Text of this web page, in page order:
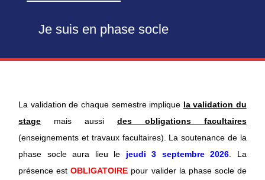
Je suis en phase socle
La validation de chaque semestre implique la validation du
stage mais aussi des obligations facultaires
(enseignements et travaux facultaires). La soutenance de la
phase socle aura lieu le jeudi 3 septembre 2026 . La
présence estOBLIGATOIRE pour valider la phase socle de